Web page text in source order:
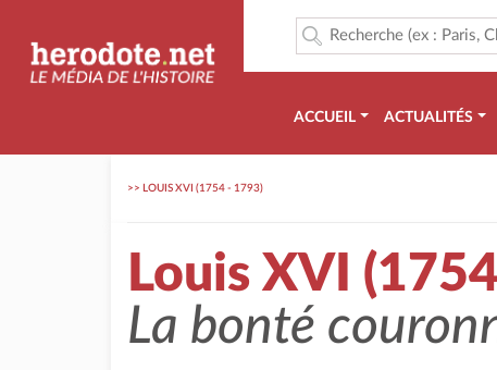
ACCUEIL ACTUALITÉS
>> LOUIS XVI (1754 - 1793)
Louis XVI
La bonté